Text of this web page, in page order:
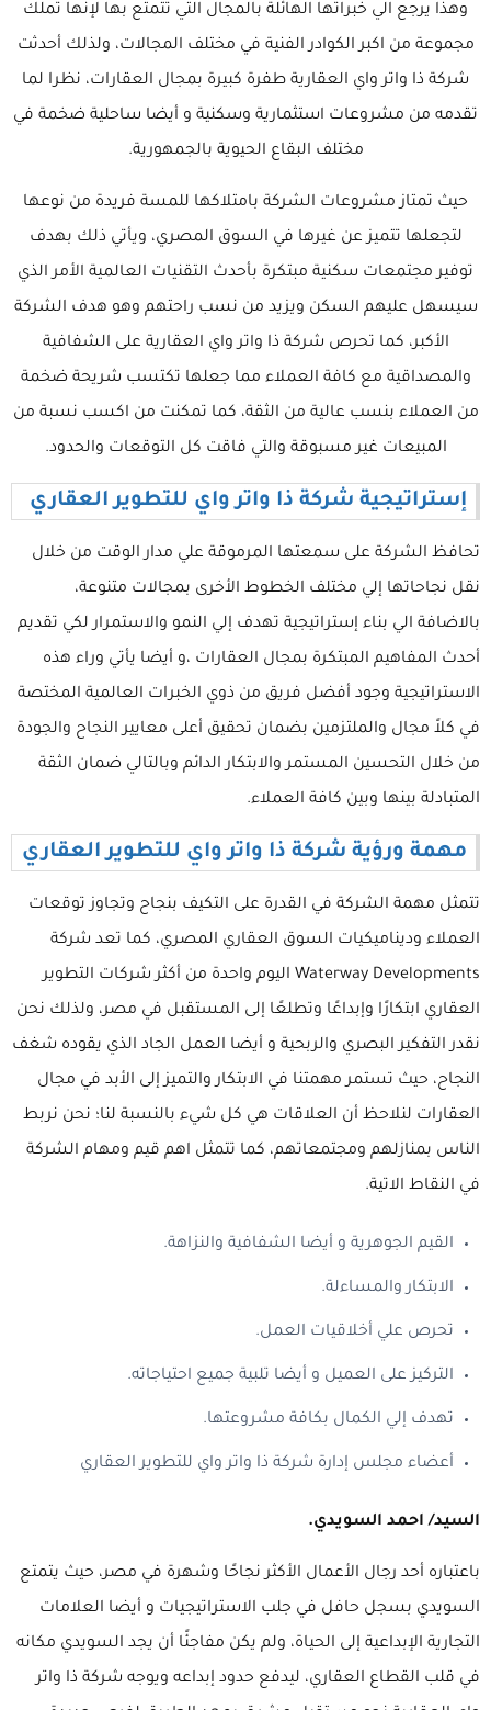
وهذا يرجع الي خبراتها الهائلة بالمجال التي تتمتع بها لإنها تملك
مجموعة من اكبر الكوادر الفنية في مختلف المجالات، ولذلك أحدثت
شركة ذا واتر واي العقارية طفرة كبيرة بمجال العقارات، نظرا لما
تقدمه من مشروعات استثمارية وسكنية و أيضا ساحلية ضخمة في
مختلف البقاع الحيوية بالجمهورية.
حيث تمتاز مشروعات الشركة بامتلاكها للمسة فريدة من نوعها
لتجعلها تتميز عن غيرها في السوق المصري، ويأتي ذلك بهدف
توفير مجتمعات سكنية مبتكرة بأحدث التقنيات العالمية الأمر الذي
سيسهل عليهم السكن ويزيد من نسب راحتهم وهو هدف الشركة
الأكبر، كما تحرص شركة ذا واتر واي العقارية على الشفافية
والمصداقية مع كافة العملاء مما جعلها تكتسب شريحة ضخمة
من العملاء بنسب عالية من الثقة، كما تمكنت من اكسب نسبة من
المبيعات غير مسبوقة والتي فاقت كل التوقعات والحدود.
إستراتيجية شركة ذا واتر واي للتطوير العقاري
تحافظ الشركة على سمعتها المرموقة علي مدار الوقت من خلال
نقل نجاحاتها إلي مختلف الخطوط الأخرى بمجالات متنوعة،
بالاضافة الي بناء إستراتيجية تهدف إلي النمو والاستمرار لكي تقديم
أحدث المفاهيم المبتكرة بمجال العقارات ،و أيضا يأتي وراء هذه
الاستراتيجية وجود أفضل فريق من ذوي الخبرات العالمية المختصة
في كلاً مجال والملتزمين بضمان تحقيق أعلى معايير النجاح والجودة
من خلال التحسين المستمر والابتكار الدائم وبالتالي ضمان الثقة
المتبادلة بينها وبين كافة العملاء.
مهمة ورؤية شركة ذا واتر واي للتطوير العقاري
تتمثل مهمة الشركة في القدرة على التكيف بنجاح وتجاوز توقعات
العملاء وديناميكيات السوق العقاري المصري، كما تعد شركة
Waterway Developments اليوم واحدة من أكثر شركات التطوير
العقاري ابتكارًا وإبداعًا وتطلعًا إلى المستقبل في مصر، ولذلك نحن
نقدر التفكير البصري والربحية و أيضا العمل الجاد الذي يقوده شغف
النجاح، حيث تستمر مهمتنا في الابتكار والتميز إلى الأبد في مجال
العقارات لنلاحظ أن العلاقات هي كل شيء بالنسبة لنا؛ نحن نربط
الناس بمنازلهم ومجتمعاتهم، كما تتمثل اهم قيم ومهام الشركة
في النقاط الاتية.
القيم الجوهرية و أيضا الشفافية والنزاهة.
الابتكار والمساءلة.
تحرص علي أخلاقيات العمل.
التركيز على العميل و أيضا تلبية جميع احتياجاته.
تهدف إلي الكمال بكافة مشروعتها.
أعضاء مجلس إدارة شركة ذا واتر واي للتطوير العقاري
السيد/ احمد السويدي.
باعتباره أحد رجال الأعمال الأكثر نجاحًا وشهرة في مصر، حيث يتمتع
السويدي بسجل حافل في جلب الاستراتيجيات و أيضا العلامات
التجارية الإبداعية إلى الحياة، ولم يكن مفاجئًا أن يجد السويدي مكانه
في قلب القطاع العقاري، ليدفع حدود إبداعه ويوجه شركة ذا واتر